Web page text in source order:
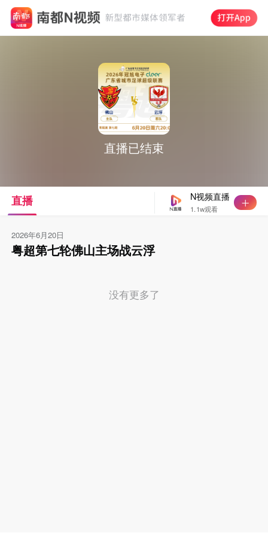
直播已结束
N视频直播
1.1w观看
直播
2026年6月20日
粤超第七轮佛山主场战云浮
没有更多了